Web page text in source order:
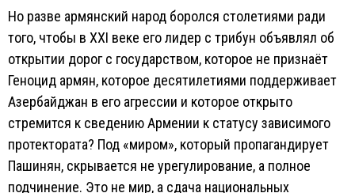
Но разве армянский народ боролся столетиями ради
того, чтобы в XXI веке его лидер с трибун объявлял об
открытии дорог с государством, которое не признаёт
Геноцид армян, которое десятилетиями поддерживает
Азербайджан в его агрессии и которое открыто
стремится к сведению Армении к статусу зависимого
протектората? Под «миром», который пропагандирует
Пашинян, скрывается не урегулирование, а полное
подчинение. Это не мир, а сдача национальных